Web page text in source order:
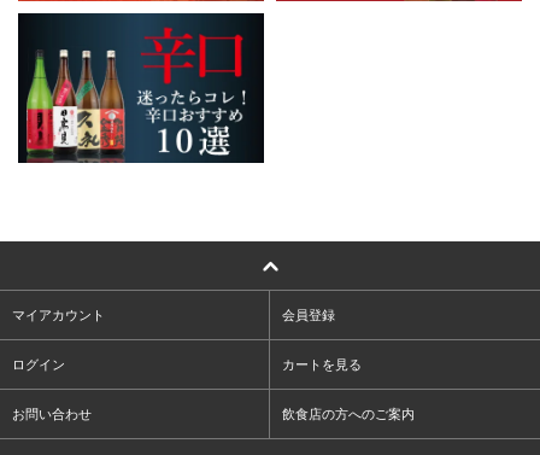
マイアカウント 会員登録
ログイン カートを見る
お問い合わせ 飲食店の方へのご案内